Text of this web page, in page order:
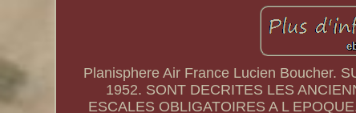
Planisphere Air France Lucien Boucher.
1952. SONT DECRITES LES
ESCALES OBLIGATOIRES A L